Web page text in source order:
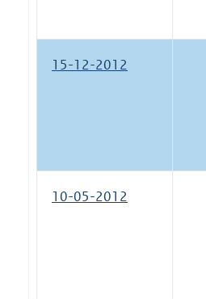
15-12-2012
10-05-2012